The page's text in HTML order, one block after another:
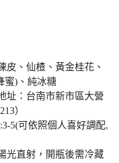
皮、仙楂、黃金桂花、
蜜)、純冰糖
址：台南市新市區大營
）
5(可依照個人喜好調配,
光直射，開瓶後需冷藏